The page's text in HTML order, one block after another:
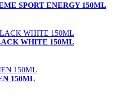
SPORT ENERGY 150ML
WHITE 150ML
150ML